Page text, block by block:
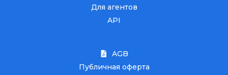
Для агентов
API
AGB
Публичная оферта